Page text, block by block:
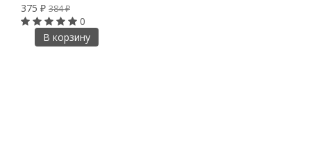
375 ₽ 384₽
0
В корзину